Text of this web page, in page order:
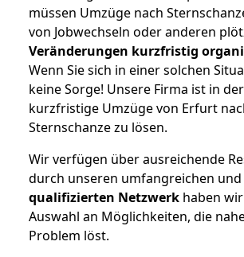
müssen Umzüge nach
von Jobwechseln oder anderen
Veränderungen kurzfristig
Wenn Sie sich in einer solchen
keine Sorge! Unsere Firma ist in
kurzfristige Umzüge von Erfurt
Sternschanze zu lösen.
Wir verfügen über ausreichende
durch unseren umfangreichen und
qualifizierten Netzwerk haben
Auswahl an Möglichkeiten, die
Problem löst.